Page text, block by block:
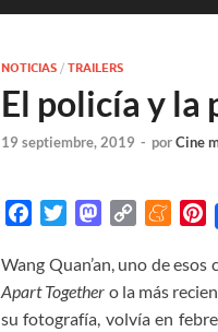
NOTICIAS / TRAILERS
El policía y la
19 septiembre, 2019 - porCine
c
e
b
i
t
t
M
s
t
o
p
y
L
M
n
e
a
P
n
t
e
Wang Quan’an, uno de
Apart Together o la más
su fotografía, volvía en